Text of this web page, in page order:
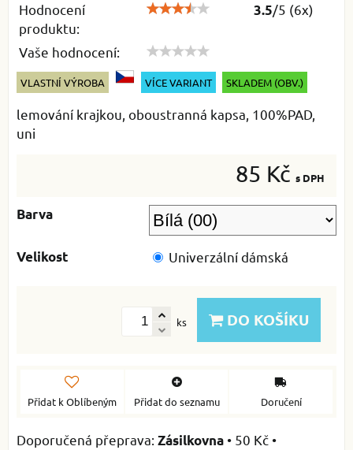
Hodnocení
produktu:
3.5/5 (6x)
Vaše hodnocení:
VLASTNÍ VÝROBA VÍCE VARIANT SKLADEM (OBV.)
lemování krajkou, oboustranná kapsa, 100%PAD,
uni
85 Kč s DPH
Barva
Velikost Univerzální dámská
ks DO KOŠÍKU
Přidat k Oblíbeným Přidat do seznamu Doručení
Zásilkovna • 50 Kč •